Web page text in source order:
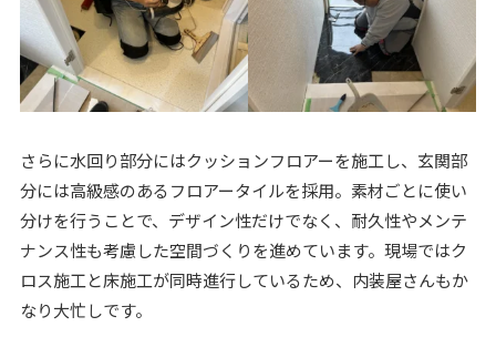
さらに水回り部分にはクッションフロアーを施工し、玄関部
分には高級感のあるフロアータイルを採用。素材ごとに使い
分けを行うことで、デザイン性だけでなく、耐久性やメンテ
ナンス性も考慮した空間づくりを進めています。現場ではク
ロス施工と床施工が同時進行しているため、内装屋さんもか
なり大忙しです。